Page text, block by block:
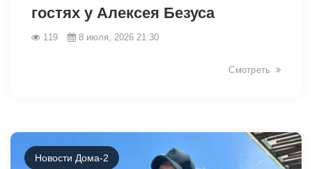
гостях у Алексея Безуса
119 8 июля, 2026 21:30
Смотреть
Новости Дома-2